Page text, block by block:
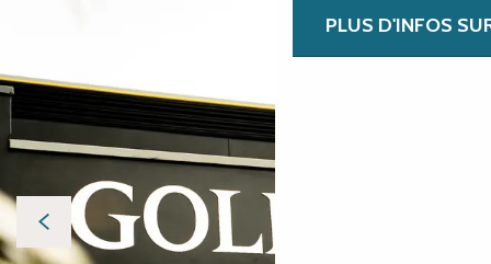
PLUS D'INFOS